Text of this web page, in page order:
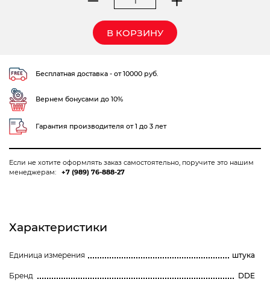
Количество
перчатки
COMFORT
В КОРЗИНУ
Бесплатная доставка - от 10000 руб.
Вернем бонусами до 10%
Гарантия производителя от 1 до 3 лет
Если не хотите оформлять заказ самостоятельно, поручите это нашим
менеджерам:
+7 (989) 76-888-27
Характеристики
Единица измерения штука
Бренд DDE